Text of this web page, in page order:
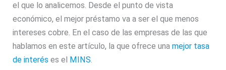
el que lo analicemos. Desde el punto de vista
económico, el mejor préstamo va a ser el que menos
intereses cobre. En el caso de las empresas de las que
hablamos en este artículo, la que ofrece unamejor tasa
de interés es el MINS